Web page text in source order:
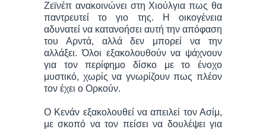
Ζεϊνέπ ανακοινώνει στη Χιούλγια πως θα
παντρευτεί το γιο της. Η οικογένεια
αδυνατεί να κατανοήσει αυτή την απόφαση
του Αρντά, αλλά δεν μπορεί να την
αλλάξει. Όλοι εξακολουθούν να ψάχνουν
για τον περίφημο δίσκο με το ένοχο
μυστικό, χωρίς να γνωρίζουν πως πλέον
τον έχει ο Ορκούν.
Ο Κενάν εξακολουθεί να απειλεί τον Ασίμ,
με σκοπό να τον πείσει να δουλέψει για